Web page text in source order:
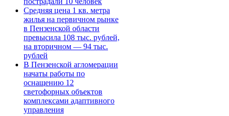
Средняя цена 1 кв. метра
жилья на первичном рынке
в Пензенской области
превысила 108 тыс. рублей,
на вторичном — 94 тыс.
рублей
В Пензенской агломерации
начаты работы по
оснащению 12
светофорных объектов
комплексами адаптивного
управления